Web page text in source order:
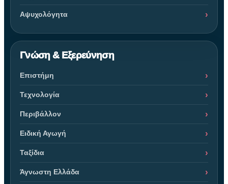
Αψυχολόγητα
Γνώση & Εξερεύνηση
Επιστήμη
Τεχνολογία
Περιβάλλον
Ειδική Αγωγή
Ταξίδια
Άγνωστη Ελλάδα